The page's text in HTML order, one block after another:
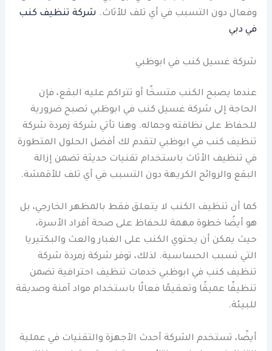
وفعال دون التسبب في أي تلف للأثاث. شركة تنظيف كنب
في دبي
شركة غسيل كنب في ابوظبي
عندما يصبح الكنب متسخًا أو تتراكم عليه البقع، فإن
الحاجة إلى شركة غسيل كنب في ابوظبي تصبح ضرورية
للحفاظ على نظافته وجماله. وهنا تأتي شركة زمردة شركة
تنظيف كنب في ابوظبي لتقدم لك أفضل الحلول المتطورة
في تنظيف الأثاث باستخدام تقنيات حديثة تضمن إزالة
البقع والروائح الكريهة دون التسبب في أي تلف للأقمشة.
كما أن تنظيف الكنب لا يتعلق فقط بالمظهر الخارجي، بل
هو أيضًا خطوة مهمة للحفاظ على صحة أفراد الأسرة،
حيث يمكن أن يحتوي الكنب على الغبار والعث والبكتيريا
التي تسبب الحساسية. لذلك، توفر شركة زمردة شركة
تنظيف كنب في ابوظبي خدمات تنظيف احترافية تضمن
تنظيفًا عميقًا وتعقيمًا فعالًا باستخدام مواد آمنة وصديقة
للبيئة.
أيضًا، تستخدم الشركة أحدث الأجهزة والتقنيات في عملية